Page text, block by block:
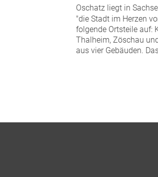
Oschatz liegt in
"die Stadt im Herzen
folgende Ortsteile auf:
Thalheim, Zöschau
aus vier Gebäuden.